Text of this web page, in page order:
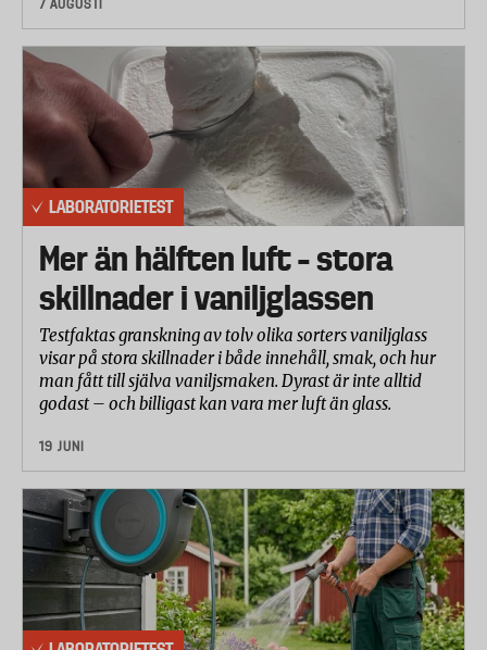
7 AUGUSTI
LABORATORIETEST
Mer än hälften luft – stora
skillnader i vaniljglassen
Testfaktas granskning av tolv olika sorters vaniljglass
visar på stora skillnader i både innehåll, smak, och hur
man fått till själva vaniljsmaken. Dyrast är inte alltid
godast – och billigast kan vara mer luft än glass.
19 JUNI